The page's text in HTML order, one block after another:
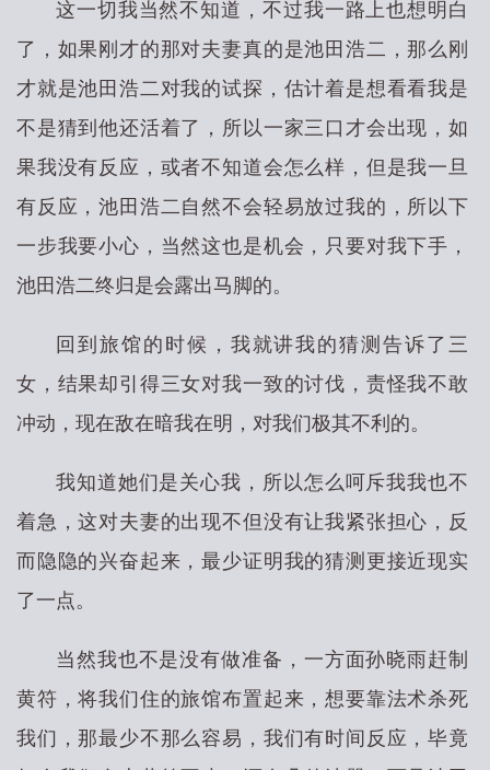
这一切我当然不知道，不过我一路上也想明白
了，如果刚才的那对夫妻真的是池田浩二，那么刚
才就是池田浩二对我的试探，估计着是想看看我是
不是猜到他还活着了，所以一家三口才会出现，如
果我没有反应，或者不知道会怎么样，但是我一旦
有反应，池田浩二自然不会轻易放过我的，所以下
一步我要小心，当然这也是机会，只要对我下手，
池田浩二终归是会露出马脚的。
回到旅馆的时候，我就讲我的猜测告诉了三
女，结果却引得三女对我一致的讨伐，责怪我不敢
冲动，现在敌在暗我在明，对我们极其不利的。
我知道她们是关心我，所以怎么呵斥我我也不
着急，这对夫妻的出现不但没有让我紧张担心，反
而隐隐的兴奋起来，最少证明我的猜测更接近现实
了一点。
当然我也不是没有做准备，一方面孙晓雨赶制
黄符，将我们住的旅馆布置起来，想要靠法术杀死
我们，那最少不那么容易，我们有时间反应，毕竟